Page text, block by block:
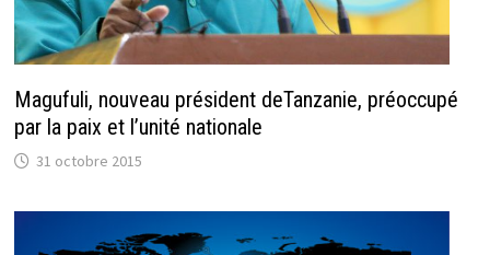
Magufuli, nouveau président deTanzanie, préoccupé
par la paix et l’unité nationale
31 octobre 2015